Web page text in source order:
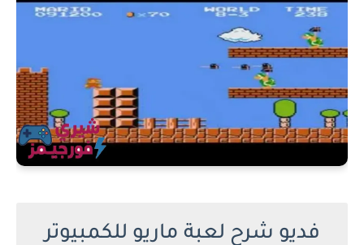
فديو شرح لعبة ماريو للكمبيوتر